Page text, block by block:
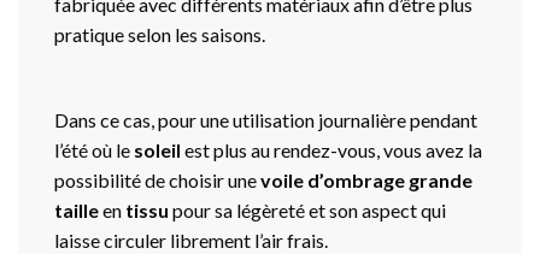
pratique selon les saisons.
Dans ce cas, pour une utilisation journalière pendant
l’été où le soleil est plus au rendez-vous, vous avez la
possibilité de choisir unevoile d’ombrage grande
tailleen tissu pour sa légèreté et son aspect qui
laisse circuler librement l’air frais.